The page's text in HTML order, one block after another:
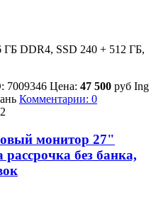
ГБ DDR4, SSD 240 + 512 ГБ,
7009346 Цена: 47 500 руб Ing
Комментарии: 0
монитор 27"
без банка,